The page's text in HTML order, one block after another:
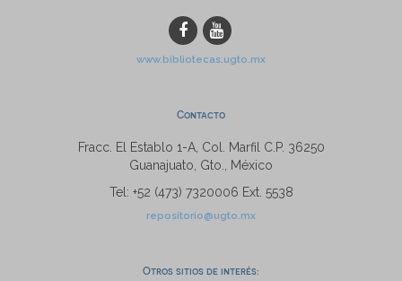
www.bibliotecas.ugto.mx
Contacto
Fracc. El Establo 1-A, Col. Marfil C.P. 36250
Guanajuato, Gto., México
Tel: +52 (473) 7320006 Ext. 5538
repositorio@ugto.mx
Otros sitios de interés: